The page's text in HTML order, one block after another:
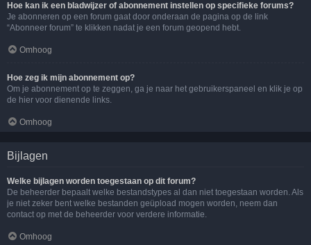
Hoe kan ik een bladwijzer of abonnement instellen op specifieke forums?
Je abonneren op een forum gaat door onderaan de pagina op de link
“Abonneer forum” te klikken nadat je een forum geopend hebt.
Omhoog
Hoe zeg ik mijn abonnement op?
Om je abonnement op te zeggen, ga je naar het gebruikerspaneel en klik je op
de hier voor dienende links.
Omhoog
Bijlagen
Welke bijlagen worden toegestaan op dit forum?
De beheerder bepaalt welke bestandstypes al dan niet toegestaan worden. Als
je niet zeker bent welke bestanden geüpload mogen worden, neem dan
contact op met de beheerder voor verdere informatie.
Omhoog